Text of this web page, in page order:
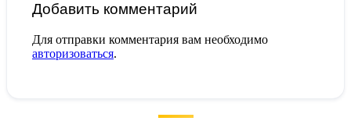
Добавить комментарий
Для отправки комментария вам необходимо
авторизоваться.